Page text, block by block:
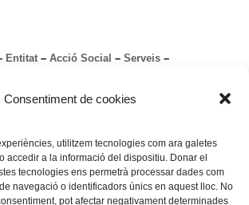
Consentiment de cookies
utilitzem tecnologies com ara galetes
accedir a la informació del dispositiu. Donar el
tecnologies ens permetrà processar dades com
navegació o identificadors únics en aquest lloc. No
pot afectar negativament determinades
Entitat– Acció Social – Serveis–
Avís legal
Política de Privacitat
Eines per Tothom